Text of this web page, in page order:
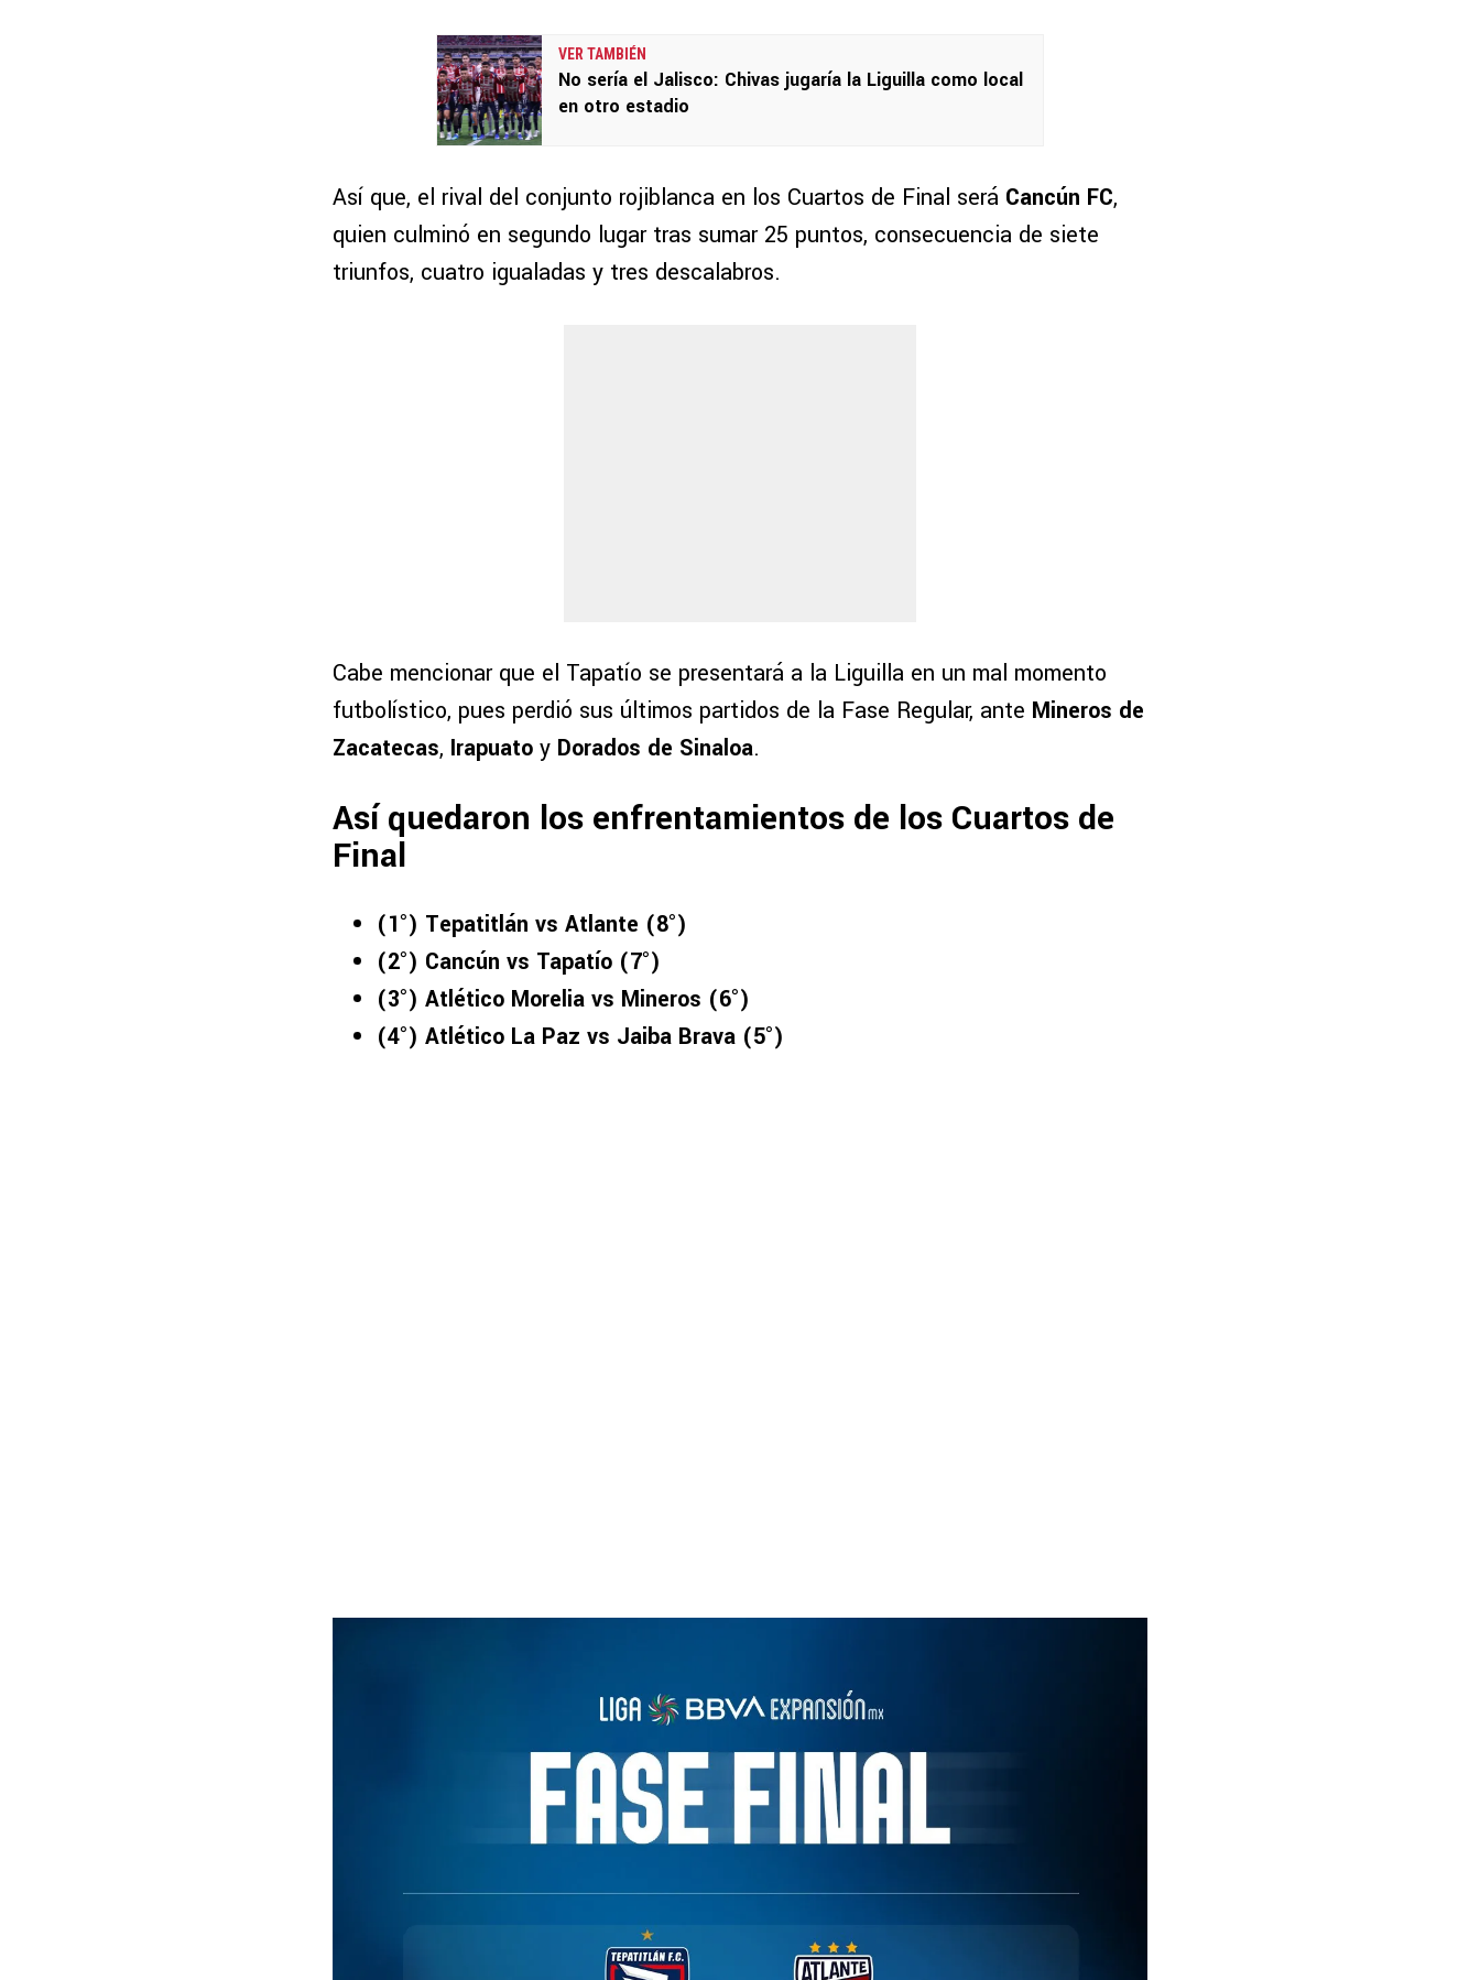
VER TAMBIÉN
No sería el Jalisco: Chivas jugaría la Liguilla como local
en otro estadio
Así que, el rival del conjunto rojiblanca en los Cuartos de Final será Cancún FC,
quien culminó en segundo lugar tras sumar 25 puntos, consecuencia de siete
triunfos, cuatro igualadas y tres descalabros.
Cabe mencionar que el Tapatío se presentará a la Liguilla en un mal momento
futbolístico, pues perdió sus últimos partidos de la Fase Regular, ante Mineros de
Zacatecas, Irapuato y Dorados de Sinaloa.
Así quedaron los enfrentamientos de los Cuartos de
Final
(1°) Tepatitlán vs Atlante (8°)
(2°) Cancún vs Tapatío (7°)
(3°) Atlético Morelia vs Mineros (6°)
(4°) Atlético La Paz vs Jaiba Brava (5°)